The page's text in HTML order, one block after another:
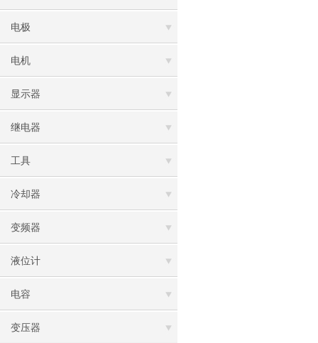
电极
电机
显示器
继电器
工具
冷却器
变频器
液位计
电容
变压器